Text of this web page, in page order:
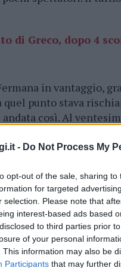
- Do Not Process My
opt-out of the sale, sharing
for targeted
selection. Please note that
interest-based ads based
to third parties prior
of your personal
This information may also be
Participants that may further
di Greco, dopo 4
in vantaggio,
quel punto stava
così. Al
passare in
una mischia la palla è
sfondato la porta
dell’Olbia,